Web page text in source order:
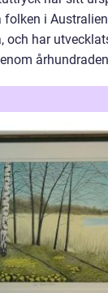
folken i
och har